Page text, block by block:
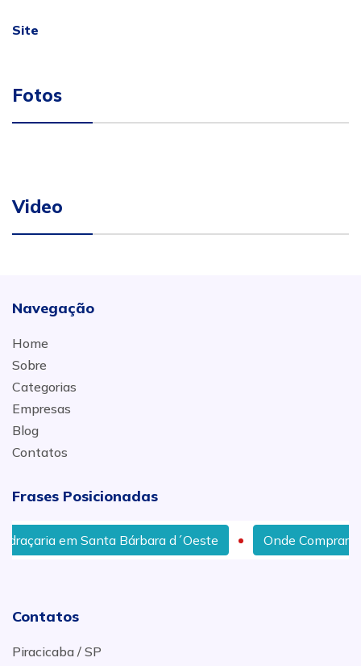
Site
Fotos
Video
Navegação
Home
Sobre
Categorias
Empresas
Blog
Contatos
Frases Posicionadas
em Santa Bárbara d´Oeste Onde Comprar
Contatos
Piracicaba / SP